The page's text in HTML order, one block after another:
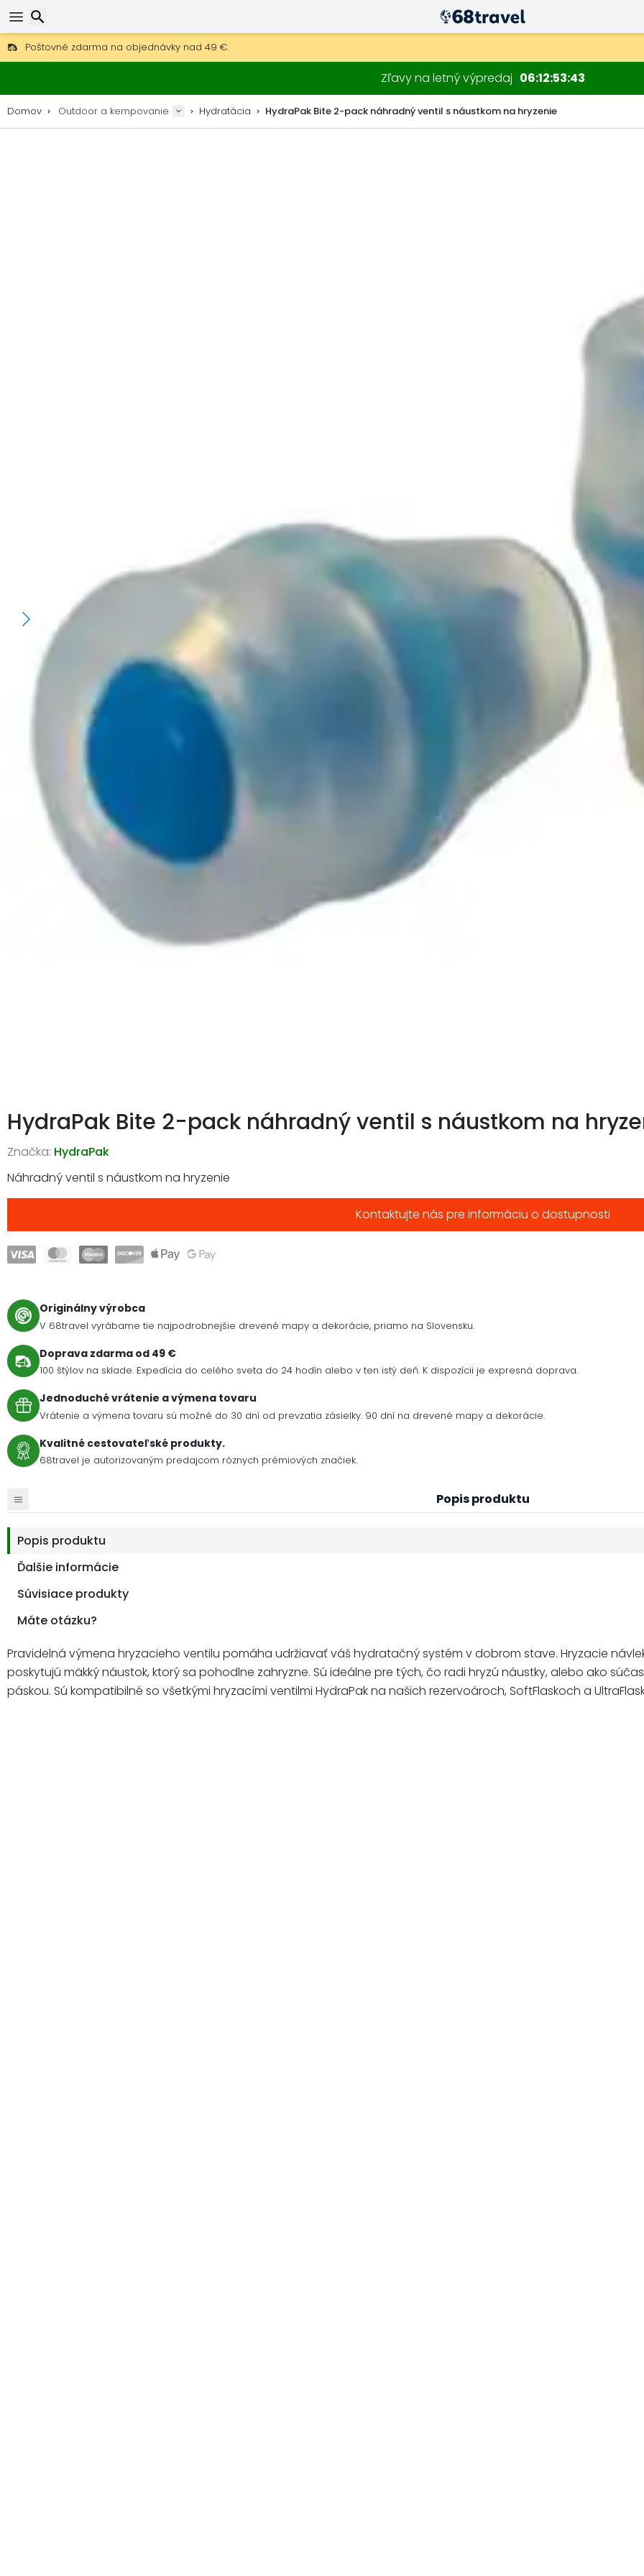
Poštovné zdarma na objednávky nad 49 €.
30 dní na vrátenie, 90 dní na drevené mapy a dekorácie.
Zľavy na letný výpredaj 06 12 53 42
Domov Outdoor a kempovanie Hydratácia HydraPak Bite 2-pack náhradný ventil s náustkom na hryzenie
HydraPak Bite 2-pack náhradný ventil s náustkom na
Značka: HydraPak
Náhradný ventil s náustkom na hryzenie
Kontaktujte nás pre informáciu o dostupnosti
Originálny výrobca
V 68travel vyrábame tie najpodrobnejšie drevené mapy a dekorácie, priamo na Slovensku.
Doprava zdarma od 49 €
100 štýlov na sklade. Expedícia do celého sveta do 24 hodín alebo v ten istý deň. K dispozícii je expresná doprava.
Jednoduché vrátenie a výmena tovaru
Vrátenie a výmena tovaru sú možné do 30 dní od prevzatia zásielky. 90 dní na drevené mapy a dekorácie.
Kvalitné cestovateľské produkty.
68travel je autorizovaným predajcom rôznych prémiových značiek.
Popis produktu
Popis produktu
Ďalšie informácie
Súvisiace produkty
Máte otázku?
Pravidelná výmena hryzacieho ventilu pomáha udržiavať váš hydratačný systém v dobrom stave. Hryzacie
poskytujú mäkký náustok, ktorý sa pohodlne zahryzne. Sú ideálne pre tých, čo radi hryzú náustky, alebo ako
páskou. Sú kompatibilné so všetkými hryzacími ventilmi HydraPak na našich rezervoároch, SoftFlaskoch a